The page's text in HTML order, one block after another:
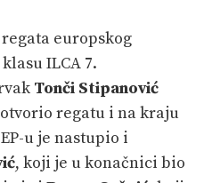
europskog
ILCA 7.
Tonči Stipanović
regatu i na kraju
u je nastupio i
, koji je u konačnici bio